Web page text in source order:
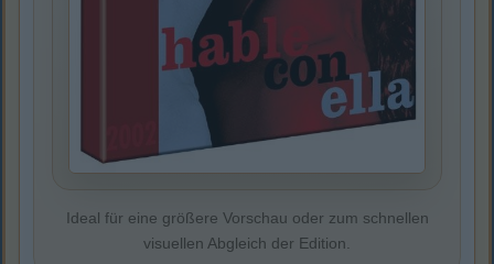
Ideal für eine größere Vorschau oder zum schnellen
visuellen Abgleich der Edition.